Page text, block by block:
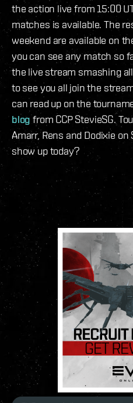
the action live from 15:00
matches is available. The
weekend are available on
you can see any match so
the live stream smashing
to see you all join the
can read up on the
blog from CCP StevieSG.
Amarr, Rens and Dodixie
show up today?